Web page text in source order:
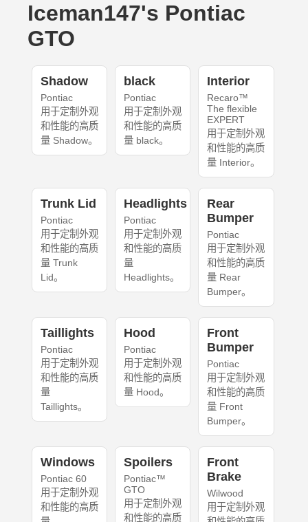
Iceman147's Pontiac
GTO
Shadow
Pontiac
用于定制外观
和性能的高质
量 Shadow。
black
Pontiac
用于定制外观
和性能的高质
量 black。
Interior
Recaro™
The flexible
EXPERT
用于定制外观
和性能的高质
量 Interior。
Trunk Lid
Pontiac
用于定制外观
和性能的高质
量 Trunk
Lid。
Headlights
Pontiac
用于定制外观
和性能的高质
量
Headlights。
Rear
Bumper
Pontiac
用于定制外观
和性能的高质
量 Rear
Bumper。
Taillights
Pontiac
用于定制外观
和性能的高质
量
Taillights。
Hood
Pontiac
用于定制外观
和性能的高质
量 Hood。
Front
Bumper
Pontiac
用于定制外观
和性能的高质
量 Front
Bumper。
Windows
Pontiac 60
用于定制外观
和性能的高质
Spoilers
Pontiac™
GTO
用于定制外观
和性能的高质
Front
Brake
Wilwood
用于定制外观